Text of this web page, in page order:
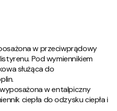
w przeciwprądowy
Pod wymiennikiem
służąca do
wyposażona w entalpiczny
ciepła do odzysku ciepła i